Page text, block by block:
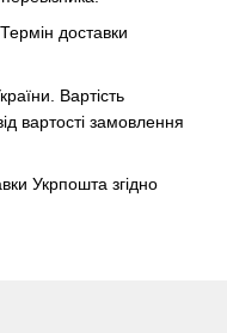
доставки
Вартість
вартості замовлення
Укрпошта згідно